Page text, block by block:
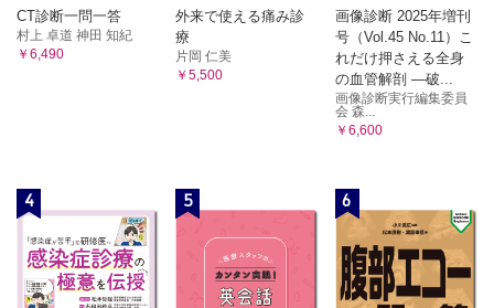
28. ICUにおいて，リハビリテーションはどのように行うべ
きか？〈中西信人〉
治 療
予 後
CT診断一問一答
村上 卓道 神田 知紀
￥6,490
外来で使える痛み診
療
片岡 仁美
￥5,500
画像診断 2025年増刊
号（Vol.45 No.11）こ
れだけ押さえる全身
の血管解剖 ―破...
画像診断実行編集委員
会 森...
￥6,600
4 5 6